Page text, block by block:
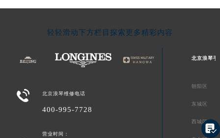
轻轻滑动下方栏目探索更多精彩内容
 北京浪琴维修电话
400-995-7728
营业时间：
北京浪琴手
朝阳区
东城区
西城区
